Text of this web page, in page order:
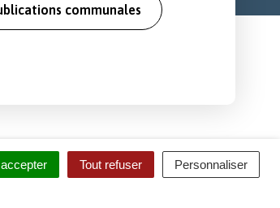
Tout refuser Personnaliser
communales